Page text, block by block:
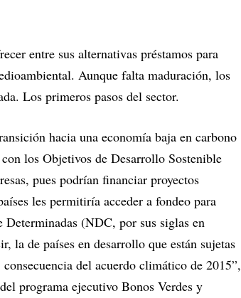
entre sus alternativas préstamos para
Aunque falta maduración, los
Los primeros pasos del sector.
hacia una economía baja en carbono
los Objetivos de Desarrollo Sostenible
pues podrían financiar proyectos
les permitiría acceder a fondeo para
(NDC, por sus siglas en
la de países en desarrollo que están sujetas
del acuerdo climático de 2015”,
programa ejecutivo Bonos Verdes y